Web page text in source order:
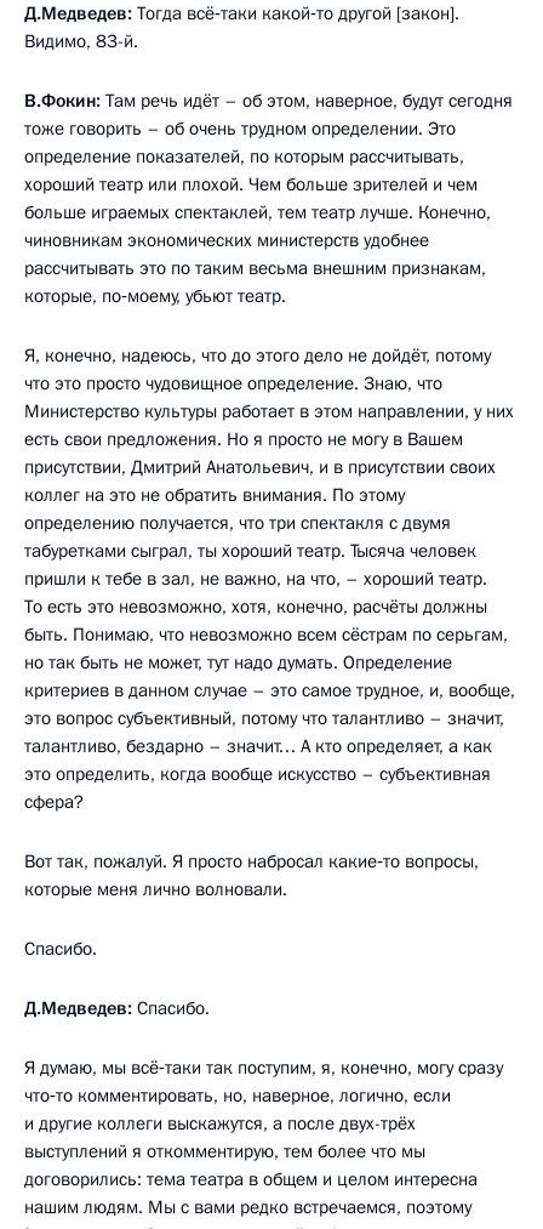
Д.Медведев: Тогда всё‑таки какой‑то другой [закон].
Видимо, 83-й.
В.Фокин: Там речь идёт – об этом, наверное, будут сегодня
тоже говорить – об очень трудном определении. Это
определение показателей, по которым рассчитывать,
хороший театр или плохой. Чем больше зрителей и чем
больше играемых спектаклей, тем театр лучше. Конечно,
чиновникам экономических министерств удобнее
рассчитывать это по таким весьма внешним признакам,
которые, по‑моему, убьют театр.
Я, конечно, надеюсь, что до этого дело не дойдёт, потому
что это просто чудовищное определение. Знаю, что
Министерство культуры работает в этом направлении, у них
есть свои предложения. Но я просто не могу в Вашем
присутствии, Дмитрий Анатольевич, и в присутствии своих
коллег на это не обратить внимания. По этому
определению получается, что три спектакля с двумя
табуретками сыграл, ты хороший театр. Тысяча человек
пришли к тебе в зал, не важно, на что, – хороший театр.
То есть это невозможно, хотя, конечно, расчёты должны
быть. Понимаю, что невозможно всем сёстрам по серьгам,
но так быть не может, тут надо думать. Определение
критериев в данном случае – это самое трудное, и, вообще,
это вопрос субъективный, потому что талантливо – значит,
талантливо, бездарно – значит… А кто определяет, а как
это определить, когда вообще искусство – субъективная
сфера?
Вот так, пожалуй. Я просто набросал какие‑то вопросы,
которые меня лично волновали.
Спасибо.
Д.Медведев: Спасибо.
Я думаю, мы всё‑таки так поступим, я, конечно, могу сразу
что‑то комментировать, но, наверное, логично, если
и другие коллеги выскажутся, а после двух-трёх
выступлений я откомментирую, тем более что мы
договорились: тема театра в общем и целом интересна
нашим людям. Мы с вами редко встречаемся, поэтому